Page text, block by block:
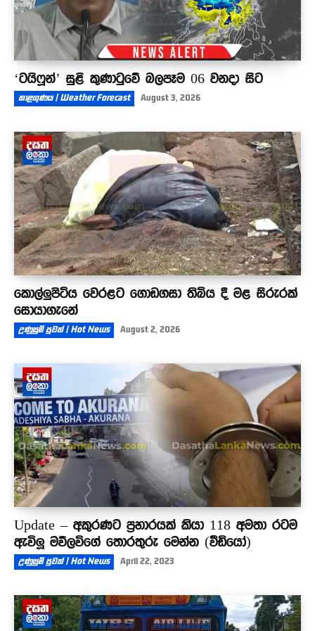
‘ටයිෆූන්’ සුළි කුණාටුවේ බලපෑම 06 වනදා සිට
කාළගුණය | Weather Forecast August 3, 2026
කොල්ලුපිටිය වෙරළට ගොඩගසා තිබිය දී මළ සිරුරක්
සොයාගැනේ
උණුසුම් පුවත් | Hot News August 2, 2026
Update – අකුරණට ප්‍රහාරයක් කියා 118 අමතා රටම
ඇවිලූ මව්ලවිගේ තොරතුරු මෙන්න (වීඩියෝ)
උණුසුම් පුවත් | Hot News April 22, 2023